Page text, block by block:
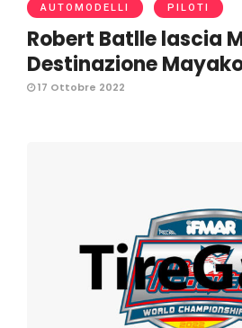
AUTOMODELLI PILOTI
Robert Batlle lascia
Destinazione
17 Ottobre 2022